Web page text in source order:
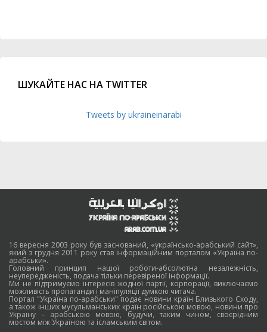
ШУКАЙТЕ НАС НА TWITTER
Tweets by ukraineinarabi
16 вересня 2003 року був заснований, «українсько-арабський сайт»,
який з грудня 2011 року став інформаційним порталом «Україна по-
арабськи».
Головний принцип нашої роботи-абсолютна незалежність,
неупередженість, подача тільки перевіреної інформації.
Ми не підтримуємо інтересів жодної партії, корпорації, виключаємо
можливість пропаганди і маніпуляції думкою читача.
Портал "Україна по-арабськи" подає новини країн Близького Сходу,
а також інших мусульманських країн російською мовою, новини про
Україну – арабською мовою, будучи, таким чином, своєрідним
мостом між Україною та ісламським світом.